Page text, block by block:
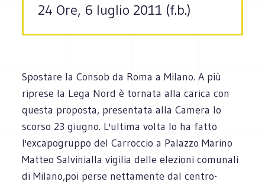
24 Ore, 6 luglio 2011 (f.b.)
Spostare la Consob da Roma a Milano. A più
riprese la Lega Nord è tornata alla carica con
questa proposta, presentata alla Camera lo
scorso 23 giugno. L'ultima volta lo ha fatto
l'excapogruppo del Carroccio a Palazzo Marino
Matteo Salvinialla vigilia delle elezioni comunali
di Milano,poi perse nettamente dal centro-